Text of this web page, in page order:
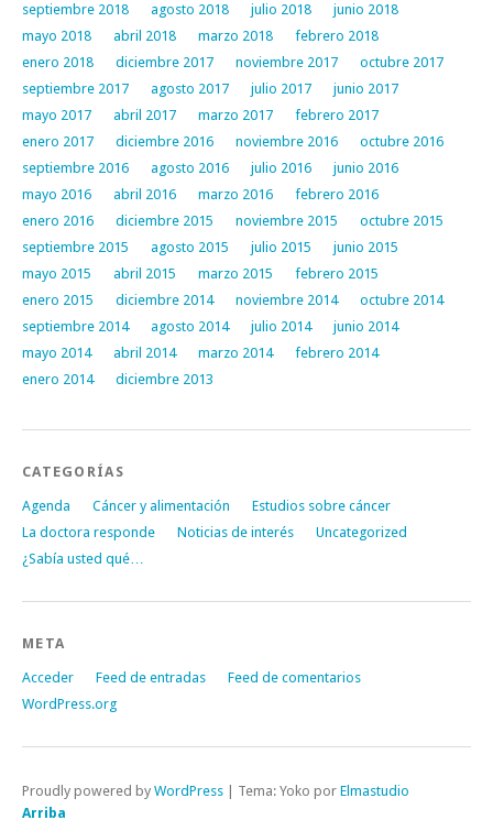
septiembre 2018
agosto 2018 julio 2018
junio 2018
mayo 2018
abril 2018 marzo 2018
febrero 2018
enero 2018
diciembre 2017 noviembre 2017
octubre 2017
septiembre 2017
agosto 2017 julio 2017
junio 2017
mayo 2017
abril 2017 marzo 2017
febrero 2017
enero 2017
diciembre 2016 noviembre 2016
octubre 2016
septiembre 2016
agosto 2016 julio 2016
junio 2016
mayo 2016
abril 2016 marzo 2016
febrero 2016
enero 2016
diciembre 2015 noviembre 2015
octubre 2015
septiembre 2015
agosto 2015 julio 2015
junio 2015
mayo 2015
abril 2015 marzo 2015
febrero 2015
enero 2015
diciembre 2014 noviembre 2014
octubre 2014
septiembre 2014
agosto 2014 julio 2014
junio 2014
mayo 2014
abril 2014 marzo 2014
febrero 2014
enero 2014
diciembre 2013
CATEGORÍAS
Agenda Cáncer y alimentación
Estudios sobre cáncer
La doctora responde
Noticias de interés
Uncategorized
¿Sabía usted qué…
META
Acceder Feed de entradas
Feed de comentarios
WordPress.org
Proudly powered by WordPress Tema: Yoko por Elmastudio
Arriba